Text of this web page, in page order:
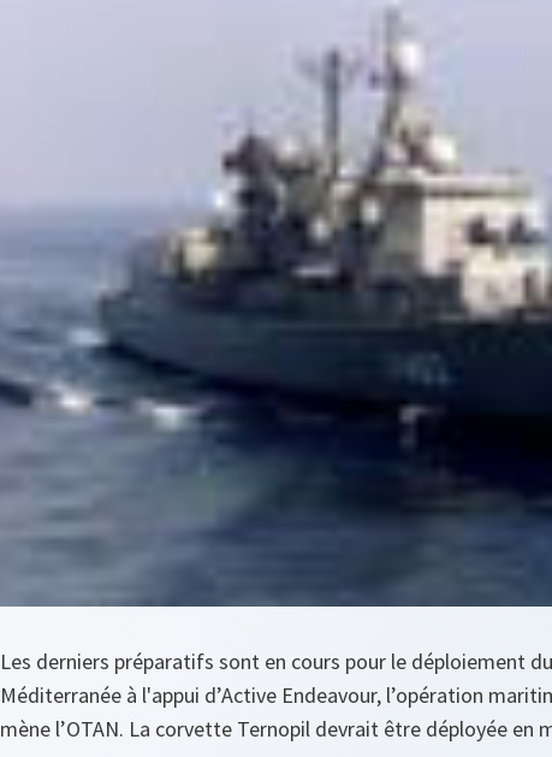
Les derniers préparatifs sont en cours pour le déploiement
Méditerranée à l'appui d’Active Endeavour, l’opération
mène l’OTAN. La corvette Ternopil devrait être déployée en